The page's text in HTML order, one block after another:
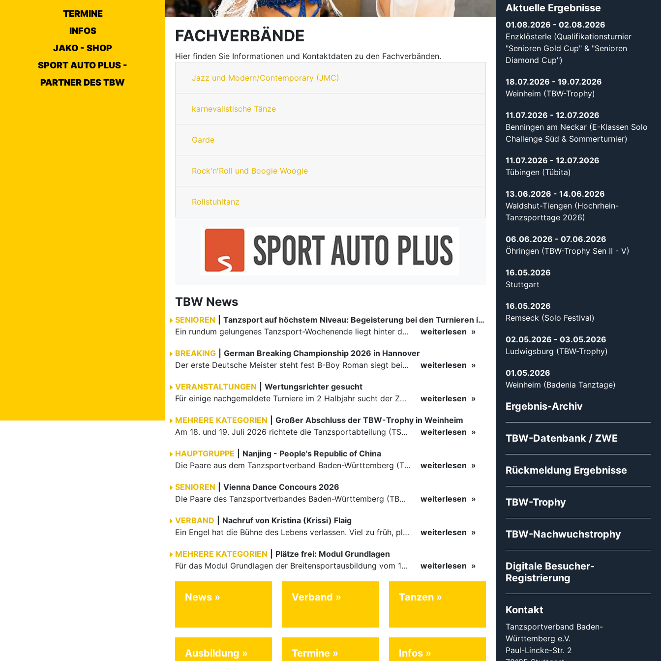
TERMINE
INFOS
JAKO - SHOP
SPORT AUTO PLUS -
PARTNER DES TBW
FACHVERBÄNDE
Hier finden Sie Informationen und Kontaktdaten zu den Fachverbänden.
Jazz und Modern/Contemporary (JMC)
karnevalistische Tänze
Garde
Rock'n'Roll und Boogie Woogie
Rollstuhltanz
TBW News
SENIOREN
Tanzsport auf höchstem Niveau: Begeisterung bei den Turnieren in…
Ein rundum gelungenes Tanzsport-Wochenende liegt hinter den Paaren und Organisatoren in Enzklösterle. Am 1. und 2. August 2026 verwandelte sich die Festhalle wieder in einen lebendigen Mittelpunkt des…
weiterlesen
BREAKING
German Breaking Championship 2026 in Hannover
Der erste Deutsche Meister steht fest B-Boy Roman siegt bei den Juniors
weiterlesen
VERANSTALTUNGEN
Wertungsrichter gesucht
Für einige nachgemeldete Turniere im 2 Halbjahr sucht der ZWE noch Wertungsrichter.
weiterlesen
MEHRERE KATEGORIEN
Großer Abschluss der TBW-Trophy in Weinheim
Am 18. und 19. Juli 2026 richtete die Tanzsportabteilung (TSA) der TSG 1862 Weinheim das Abschlussturnier der diesjährigen TBW-Trophy-Serie aus. Zum traditionellen Saisonfinale kamen rund 400 Starts über…
weiterlesen
HAUPTGRUPPE
Nanjing - People's Republic of China
Die Paare aus dem Tanzsportverband Baden-Württemberg (TBW) haben beim hochklassig besetzten WDSF GrandSlam im chinesischen Nanjing wieder einmal auf internationalem Top-Niveau geglänzt. Das…
weiterlesen
SENIOREN
Vienna Dance Concours 2026
Die Paare des Tanzsportverbandes Baden-Württemberg (TBW) glänzten auf dem internationalen Parkett des Vienna Dance Concourse 2026 im Wiener Rathaus mit hervorragenden Platzierungen Ergebnisse unter: …
weiterlesen
VERBAND
Nachruf von Kristina (Krissi) Flaig
Ein Engel hat die Bühne des Lebens verlassen. Viel zu früh, plötzlich und für uns alle unfassbar, wurde unsere geliebte Kristina (Krissi) Flaig im Alter von 36 Jahren aus dem Leben gerissen. Das Tanzen…
weiterlesen
MEHRERE KATEGORIEN
Plätze frei: Modul Grundlagen
Für das Modul Grundlagen der Breitensportausbildung vom 10. bis 13. September an der Landessportschule Albstadt sind noch Plätze frei. Das Modul kann auch für den Lizenzerhalt (30 LE fachlich) genutzt…
weiterlesen
News Verband Tanzen
Ausbildung Termine Infos
Aktuelle Ergebnisse
01.08.2026 - 02.08.2026
Enzklösterle (Qualifikationsturnier
"Senioren Gold Cup" & "Senioren
Diamond Cup")
18.07.2026 - 19.07.2026
Weinheim (TBW-Trophy)
11.07.2026 - 12.07.2026
Benningen am Neckar (E-Klassen Solo
Challenge Süd & Sommerturnier)
11.07.2026 - 12.07.2026
Tübingen (Tübita)
13.06.2026 - 14.06.2026
Waldshut-Tiengen (Hochrhein-
Tanzsporttage 2026)
06.06.2026 - 07.06.2026
Öhringen (TBW-Trophy Sen II - V)
16.05.2026
Stuttgart
16.05.2026
Remseck (Solo Festival)
02.05.2026 - 03.05.2026
Ludwigsburg (TBW-Trophy)
01.05.2026
Weinheim (Badenia Tanztage)
Ergebnis-Archiv
TBW-Datenbank / ZWE
Rückmeldung Ergebnisse
TBW-Trophy
TBW-Nachwuchstrophy
Digitale Besucher-
Registrierung
Kontakt
Tanzsportverband Baden-
Württemberg e.V.
Paul-Lincke-Str. 2